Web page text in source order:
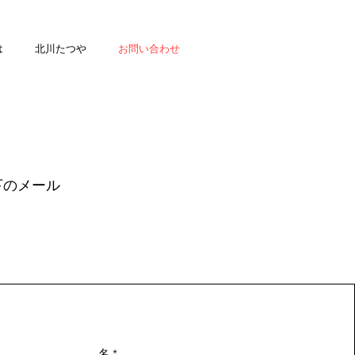
北川たつや お問い合わせ
メール